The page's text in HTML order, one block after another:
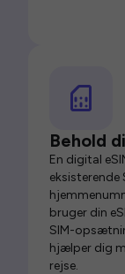
Behold
En digital
eksisterende
bruger din
SIM-
hjælper dig
rejse.